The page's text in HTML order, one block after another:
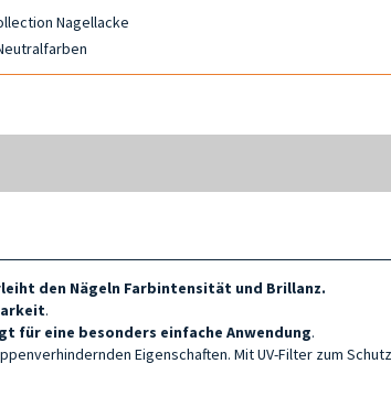
Nagellacke
den Nägeln Farbintensität und Brillanz.
.
für eine besonders einfache Anwendung.
Eigenschaften. Mit UV-Filter zum